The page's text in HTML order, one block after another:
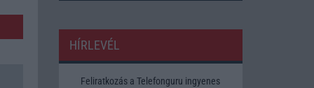
HÍRLEVÉL
Feliratkozás a Telefonguru ingyenes